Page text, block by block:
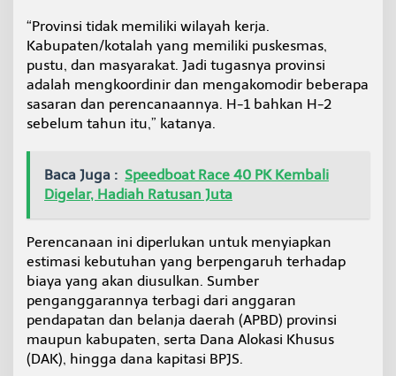
r
e
n
u
h
i
“Provinsi tidak memiliki wilayah kerja.
Kabupaten/kotalah yang memiliki puskesmas,
pustu, dan masyarakat. Jadi tugasnya provinsi
adalah mengkoordinir dan mengakomodir beberapa
sasaran dan perencanaannya. H-1 bahkan H-2
sebelum tahun itu,” katanya.
Baca Juga : Speedboat Race 40 PK Kembali
Digelar, Hadiah Ratusan Juta
Perencanaan ini diperlukan untuk menyiapkan
estimasi kebutuhan yang berpengaruh terhadap
biaya yang akan diusulkan. Sumber
penganggarannya terbagi dari anggaran
pendapatan dan belanja daerah (APBD) provinsi
maupun kabupaten, serta Dana Alokasi Khusus
(DAK), hingga dana kapitasi BPJS.